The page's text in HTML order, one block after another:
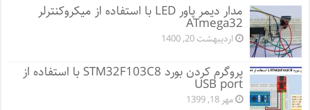
مدار دیمر پاور LED با استفاده از میکروکنترلر
ATmega32
اردیبهشت 20, 1400
پروگرم کردن بورد STM32F103C8 با استفاده از
USB port
مهر 18, 1399